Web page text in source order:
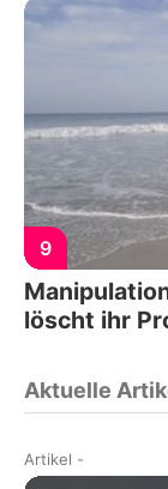
9
löscht ihr
Aktuelle
Artikel -